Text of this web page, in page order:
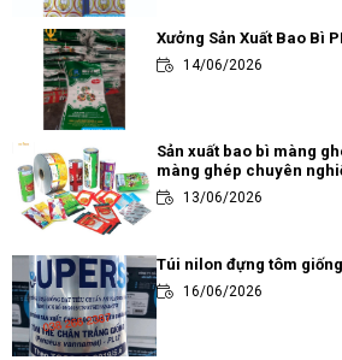
Xưởng Sản Xuất Bao Bì
14/06/2026
Sản xuất bao bì màng
màng ghép chuyên
13/06/2026
Túi nilon đựng tôm
16/06/2026